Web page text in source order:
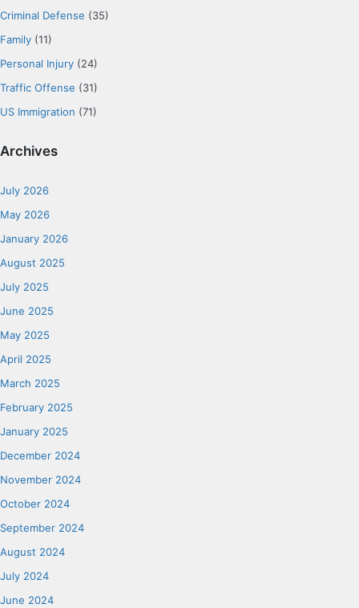
Criminal Defense (35)
Family (11)
Personal Injury (24)
Traffic Offense (31)
US Immigration (71)
Archives
July 2026
May 2026
January 2026
August 2025
July 2025
June 2025
May 2025
April 2025
March 2025
February 2025
January 2025
December 2024
November 2024
October 2024
September 2024
August 2024
July 2024
June 2024